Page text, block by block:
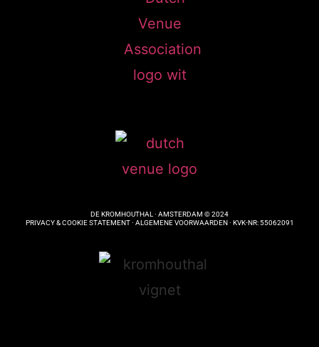
DE KROMHOUTHAL · AMSTERDAM © 2024
PRIVACY & COOKIE STATEMENT · ALGEMENE VOORWAARDEN· KVK-NR: 55062091